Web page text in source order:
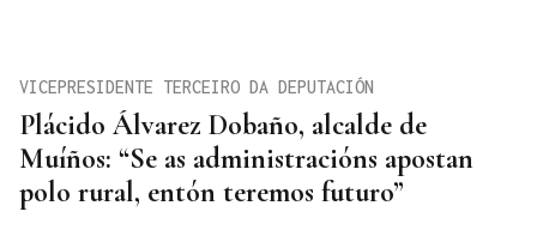
Plácido Álvarez Dobaño, alcalde de
Muíños: “Se as administracións apostan
polo rural, entón teremos futuro”
VICEPRESIDENTE TERCEIRO DA DEPUTACIÓN